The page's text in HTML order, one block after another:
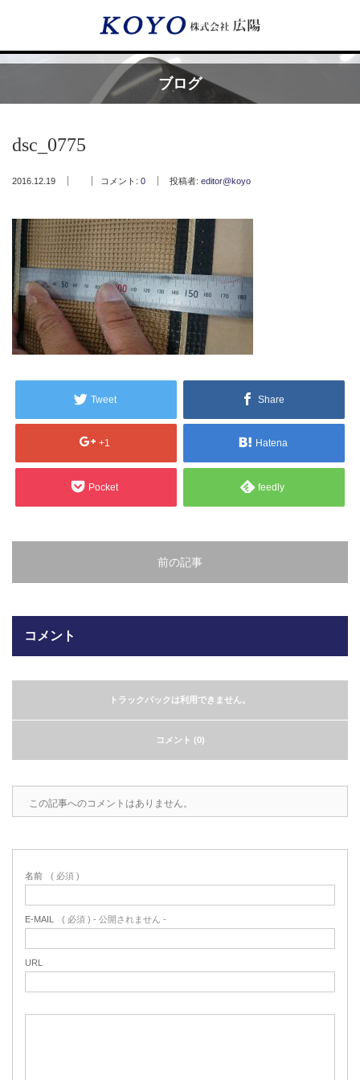
ブログ
dsc_0775
2016.12.19 コメント: 0 投稿者: editor@koyo
Tweet Share
+1 Hatena
Pocket feedly
前の記事
コメント
トラックバックは利用できません。
コメント (0)
この記事へのコメントはありません。
名前 ( 必須 )
E-MAIL ( 必須 ) - 公開されません -
URL
Menu
フッ素樹脂コーティング
フッ素樹脂ベルト
取付工事・メンテナンス
MFライニングカタログ（PDF）
ガラスクロスHT-FLカタログ（PDF）
お問合わせ
最近の記事
2023.10.20
今まで使用が出来ないとされていた小
型ベルトコンベアでも使用可能なフッ
2022.6.20
ルトの繋ぎ…
2022.6.10
今、結露、湿気などの問い合わせが増
が、冷蔵庫、…
印刷塗工工程で溶剤系塗料をご使用の